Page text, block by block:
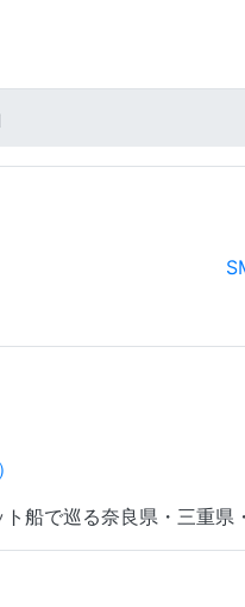
船で巡る奈良県・三重県